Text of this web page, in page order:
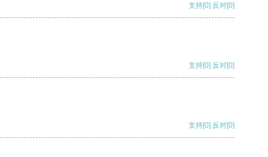
支持[0] 反对[0]
支持[0] 反对[0]
支持[0] 反对[0]